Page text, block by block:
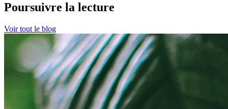
Poursuivre la lecture
Voir tout le blog